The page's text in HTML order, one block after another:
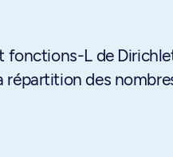
fonctions-L de
répartition des